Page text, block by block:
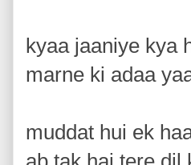
kyaa jaaniye kya
marne ki adaa
muddat hui ek